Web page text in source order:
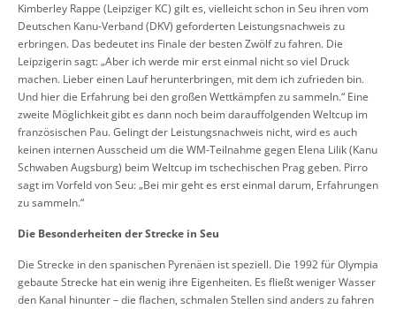
Kimberley Rappe (Leipziger KC) gilt es, vielleicht schon in Seu ihren vom
Deutschen Kanu-Verband (DKV) geforderten Leistungsnachweis zu
erbringen. Das bedeutet ins Finale der besten Zwölf zu fahren. Die
Leipzigerin sagt: „Aber ich werde mir erst einmal nicht so viel Druck
machen. Lieber einen Lauf herunterbringen, mit dem ich zufrieden bin.
Und hier die Erfahrung bei den großen Wettkämpfen zu sammeln.“ Eine
zweite Möglichkeit gibt es dann noch beim darauffolgenden Weltcup im
französischen Pau. Gelingt der Leistungsnachweis nicht, wird es auch
keinen internen Ausscheid um die WM-Teilnahme gegen Elena Lilik (Kanu
Schwaben Augsburg) beim Weltcup im tschechischen Prag geben. Pirro
sagt im Vorfeld von Seu: „Bei mir geht es erst einmal darum, Erfahrungen
zu sammeln.“
Die Besonderheiten der Strecke in Seu
Die Strecke in den spanischen Pyrenäen ist speziell. Die 1992 für Olympia
gebaute Strecke hat ein wenig ihre Eigenheiten. Es fließt weniger Wasser
den Kanal hinunter – die flachen, schmalen Stellen sind anders zu fahren